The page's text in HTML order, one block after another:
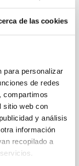
de las cookies
para personalizar
de redes
compartimos
sitio web con
y análisis
información
recopilado a
desde el
datos de
para
Láctea han
de la
de evolución
por
diez mil
que